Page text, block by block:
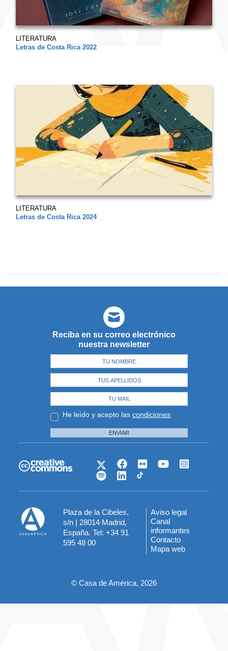
LITERATURA
Letras de Costa Rica 2022
LITERATURA
Letras de Costa Rica 2024
Reciba en su correo electrónico
nuestra newsletter
He leído y acepto las condiciones
ENVIAR
Plaza de la Cibeles,
s/n | 28014 Madrid,
España. Tel: +34 91
595 48 00
Menú
del
pie
Aviso legal
Canal
informantes
Contacto
Mapa web
© Casa de América, 2026